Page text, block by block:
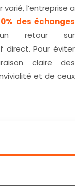
l’entreprise a
des échanges
retour sur
direct. Pour éviter
claire des
et de ceux